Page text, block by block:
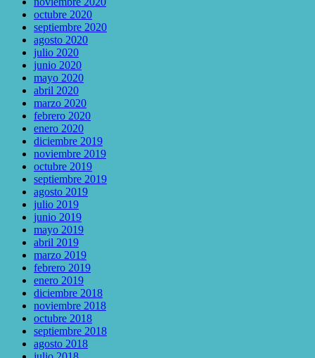
octubre 2020
septiembre 2020
agosto 2020
julio 2020
junio 2020
mayo 2020
abril 2020
marzo 2020
febrero 2020
enero 2020
diciembre 2019
noviembre 2019
octubre 2019
septiembre 2019
agosto 2019
julio 2019
junio 2019
mayo 2019
abril 2019
marzo 2019
febrero 2019
enero 2019
diciembre 2018
noviembre 2018
octubre 2018
septiembre 2018
agosto 2018